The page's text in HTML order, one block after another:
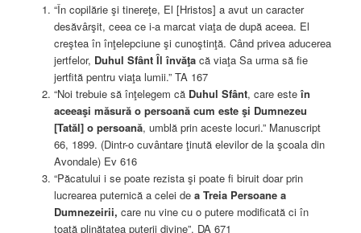
“În copilărie şi tinereţe, El [Hristos] a avut un caracter
desăvârşit, ceea ce i-a marcat viaţa de după aceea. El
creştea în înţelepciune şi cunoştinţă. Când privea aducerea
jertfelor, Duhul Sfânt Îl învăţacă viaţa Sa urma să fie
jertfită pentru viaţa lumii.” TA 167
“Noi trebuie să înţelegem că Duhul Sfânt, care este în
aceeaşi măsură o persoană cum este şi Dumnezeu
[Tatăl] o persoană, umblă prin aceste locuri.” Manuscript
66, 1899. (Dintr-o cuvântare ţinută elevilor de la şcoala din
Avondale) Ev 616
“Păcatului i se poate rezista şi poate fi biruit doar prin
lucrearea puternică a celei de a Treia Persoane a
Dumnezeirii, care nu vine cu o putere modificată ci în
toată plinătatea puterii divine”. DA 671